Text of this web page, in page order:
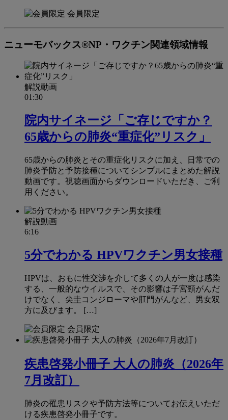
会員限定
ニューモバックス®NP・ワクチン関連領域情報
解説動画
01:30
院内サイネージ「ご存じですか？
65歳からの肺炎“重症化”リスク」
65歳からの肺炎とその重症化リスクに加え、日常での
肺炎予防と予防接種についてシンプルにまとめた解説
動画です。視聴画面からダウンロードいただき、ご利
用ください。
解説動画
6:16
5分でわかる HPVワクチン男女接種
HPVは、おもに性交渉を介して多くの人が一度は感染
する、一般的なウイルスで、その影響は子宮頸がんだ
けでなく、尖圭コンジローマや肛門がんなど、男女双
方に及びます。 […]
会員限定
疾患啓発小冊子 大人の肺炎（2026年
7月改訂）
肺炎の罹患リスクや予防方法等についてお伝えいただ
ける疾患啓発小冊子です。